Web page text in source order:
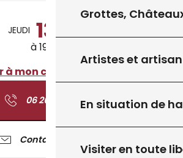
Grottes,
Artistes et
En situation de
Visiter en toute
coordonnées
JEUDI 13
à 19:00
à mon calendrier Google
06 26 94 71 ▒▒
Contactez-nous